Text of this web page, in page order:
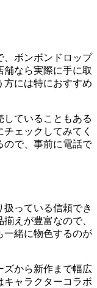
、ボンボンドロップ
舗なら実際に手に取
方には特におすすめ
していることもある
ェックしてみてく
ので、事前に電話で
っている信頼でき
えが豊富なので、
一緒に物色するのが
ズから新作まで幅広
キャラクターコラボ